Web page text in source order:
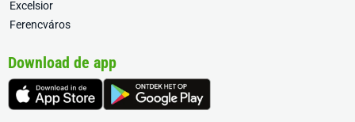
Excelsior
Ferencváros
Download de app